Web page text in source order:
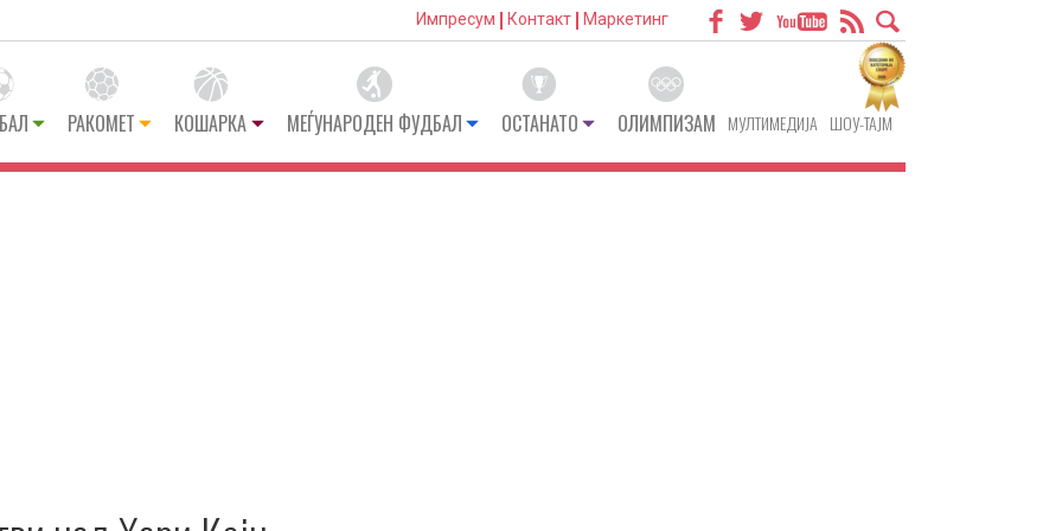
Импресум Контакт Маркетинг
РАКОМЕТ КОШАРКА МЕЃУНАРОДЕН ФУДБАЛ ОСТАНАТО ОЛИМПИЗАМ МУЛТИМЕДИЈА ШОУ-ТАЈМ